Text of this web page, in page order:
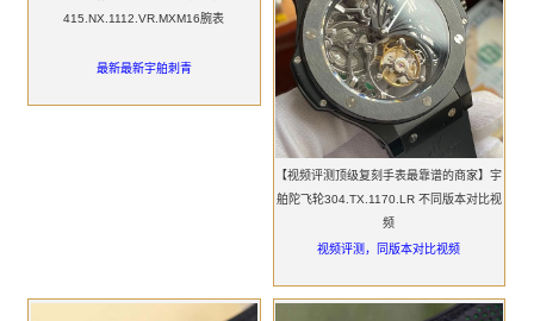
415.NX.1112.VR.MXM16腕表
最新最新宇舶刺青
【视频评测顶级复刻手表最靠谱的商家】宇
舶陀飞轮304.TX.1170.LR 不同版本对比视
频
视频评测，同版本对比视频